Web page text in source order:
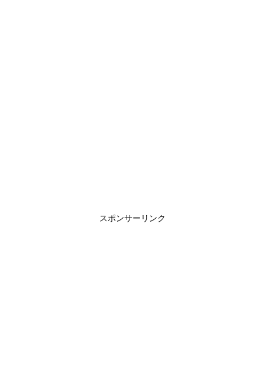
スポンサーリンク